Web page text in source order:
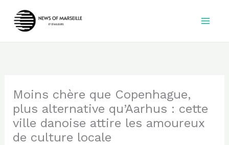
Moins chère que Copenhague,
plus alternative qu’Aarhus : cette
ville danoise attire les amoureux
de culture locale